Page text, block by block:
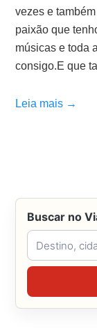
vezes e
paixão que
músicas e toda
consigo.E que
Leia mais →
Buscar no
Buscar no